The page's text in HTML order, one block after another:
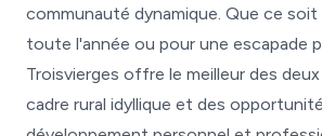
communauté dynamique. Que ce soit
toute l'année ou pour une escapade
Troisvierges offre le meilleur des
cadre rural idyllique et des